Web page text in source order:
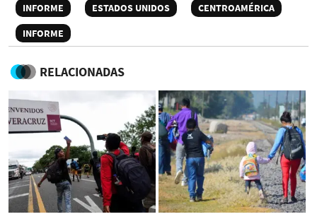
INFORME
ESTADOS UNIDOS
CENTROAMÉRICA
INFORME
RELACIONADAS